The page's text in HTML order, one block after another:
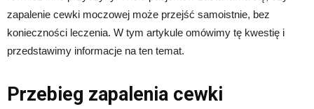
zapalenie cewki moczowej może przejść samoistnie, bez
konieczności leczenia. W tym artykule omówimy tę kwestię i
przedstawimy informacje na ten temat.
Przebieg zapalenia cewki